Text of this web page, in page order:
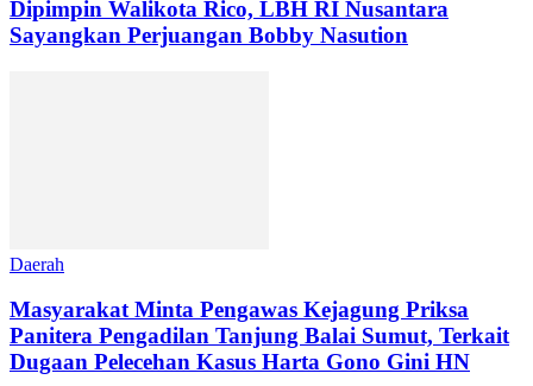
Dipimpin Walikota Rico, LBH RI Nusantara
Sayangkan Perjuangan Bobby Nasution
Daerah
Masyarakat Minta Pengawas Kejagung Priksa
Panitera Pengadilan Tanjung Balai Sumut, Terkait
Dugaan Pelecehan Kasus Harta Gono Gini HN